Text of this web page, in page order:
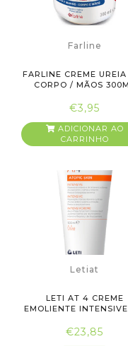
Farline
FARLINE CREME UREIA
CORPO / MÃOS
€3,95
ADICIONAR AO
CARRINHO
Letiat
LETI AT 4 CREME
EMOLIENTE
€23,85